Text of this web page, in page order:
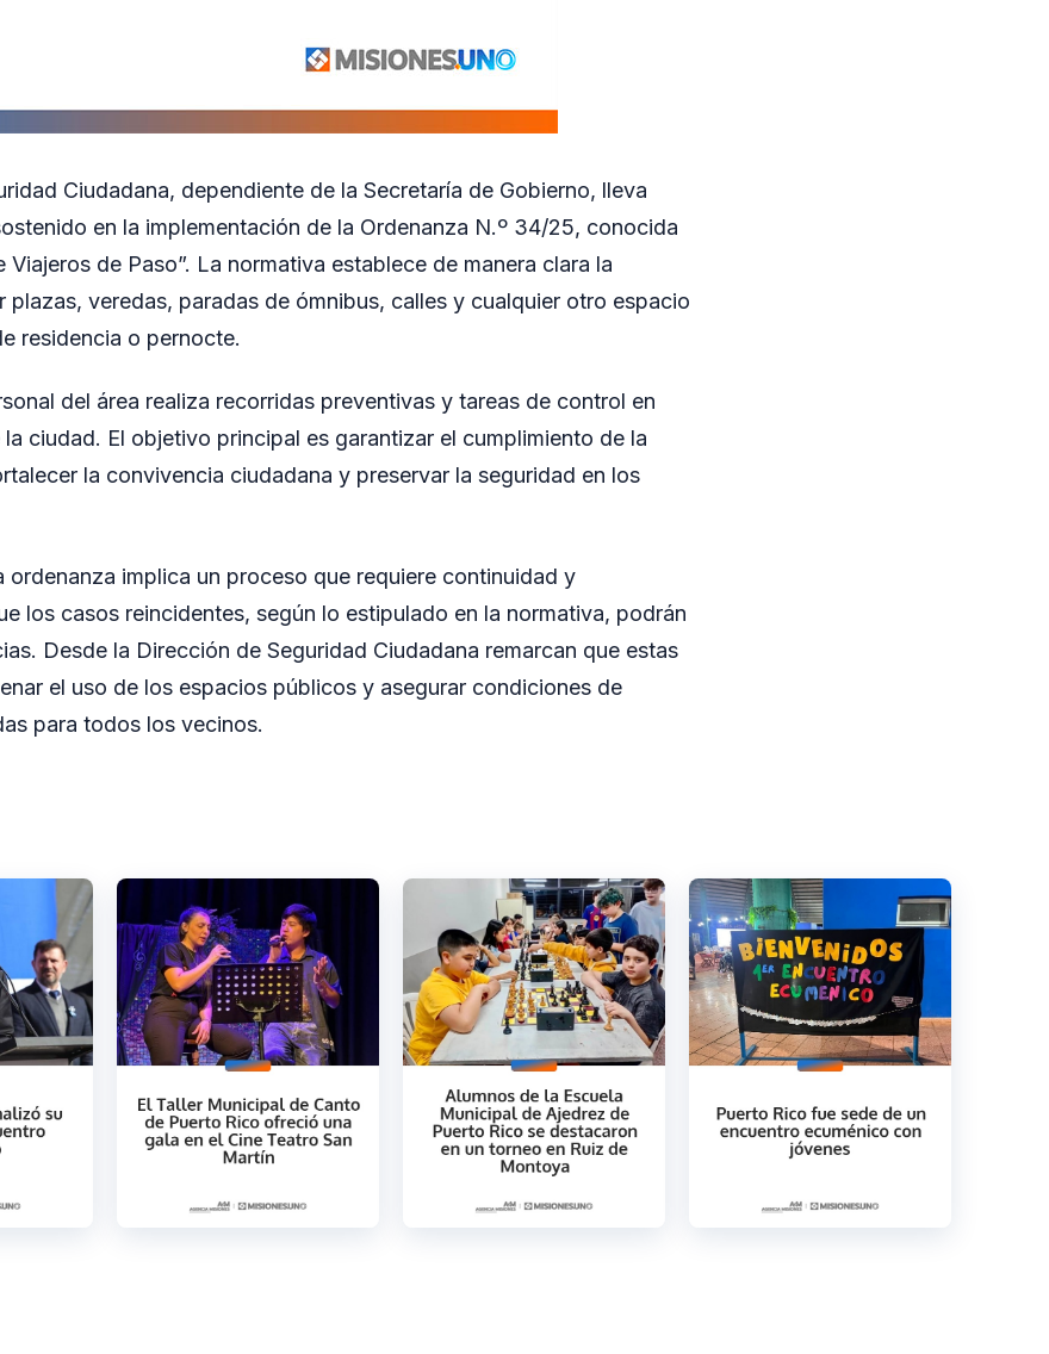
Ciudadana, dependiente de la Secretaría de Gobierno, lleva
en la implementación de la Ordenanza N.º 34/25, conocida
Viajeros de Paso”. La normativa establece de manera clara la
plazas, veredas, paradas de ómnibus, calles y cualquier otro espacio
residencia o pernocte.
del área realiza recorridas preventivas y tareas de control en
ciudad. El objetivo principal es garantizar el cumplimiento de la
la convivencia ciudadana y preservar la seguridad en los
ordenanza implica un proceso que requiere continuidad y
los casos reincidentes, según lo estipulado en la normativa, podrán
Desde la Dirección de Seguridad Ciudadana remarcan que estas
el uso de los espacios públicos y asegurar condiciones de
para todos los vecinos.